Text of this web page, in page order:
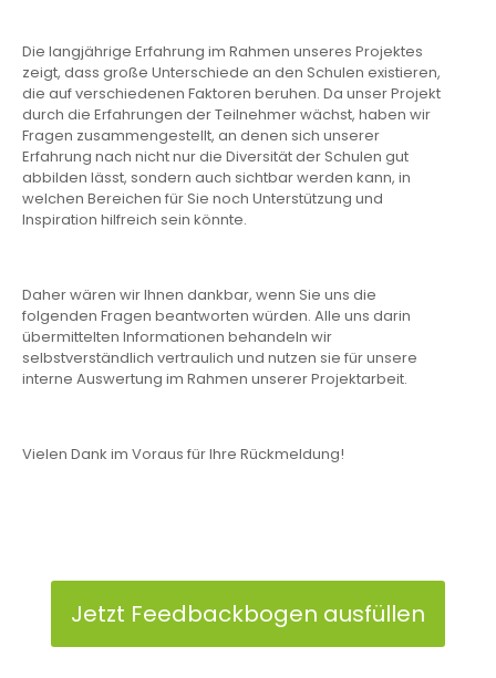
Die langjährige Erfahrung im Rahmen unseres Projektes
zeigt, dass große Unterschiede an den Schulen existieren,
die auf verschiedenen Faktoren beruhen. Da unser Projekt
durch die Erfahrungen der Teilnehmer wächst, haben wir
Fragen zusammengestellt, an denen sich unserer
Erfahrung nach nicht nur die Diversität der Schulen gut
abbilden lässt, sondern auch sichtbar werden kann, in
welchen Bereichen für Sie noch Unterstützung und
Inspiration hilfreich sein könnte.
Daher wären wir Ihnen dankbar, wenn Sie uns die
folgenden Fragen beantworten würden. Alle uns darin
übermittelten Informationen behandeln wir
selbstverständlich vertraulich und nutzen sie für unsere
interne Auswertung im Rahmen unserer Projektarbeit.
Vielen Dank im Voraus für Ihre Rückmeldung!
Jetzt Feedbackbogen ausfüllen